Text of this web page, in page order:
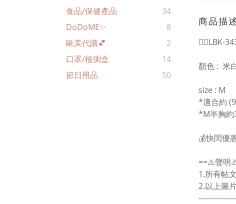
食品/保健產品
34
DoDoME✨
8
歐美代購💕
2
口罩/檢測盒
14
節日用品
50
商品描
❤️‍🔥LBK-
顏色 : 米
size : M
*適合約
*M半胸約
💰快閃優
==⚠️聲明
1.所有帖
2.以上圖